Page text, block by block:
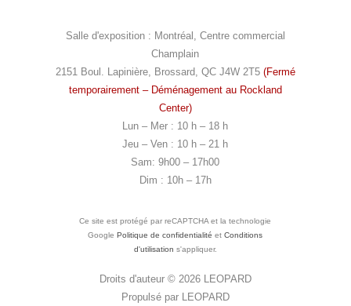
a
g
r
a
b
o
o
k
u
b
e
r
e
s
Salle d'exposition : Montréal, Centre commercial
Champlain
2151 Boul. Lapinière, Brossard, QC J4W 2T5 (Fermé
temporairement – Déménagement au Rockland
Center)
Lun – Mer : 10 h – 18 h
Jeu – Ven : 10 h – 21 h
Sam: 9h00 – 17h00
Dim : 10h – 17h
Ce site est protégé par reCAPTCHA et la technologie
GooglePolitique de confidentialité etConditions
d'utilisation s'appliquer.
Droits d'auteur © 2026 LEOPARD
Propulsé par LEOPARD